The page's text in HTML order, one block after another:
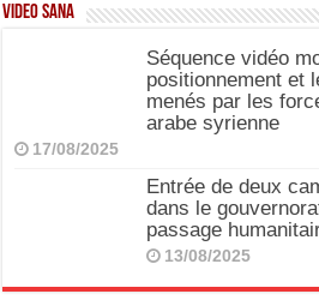
Video SANA
Séquence vidéo
positionnement et
menés par les
arabe syrienne
17/08/2025
Entrée de deux
dans le
passage
13/08/2025